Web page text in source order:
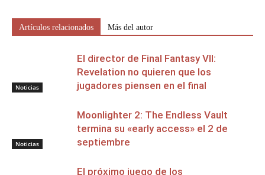
Artículos relacionados Más del autor
Noticias
El director de Final Fantasy VII:
Revelation no quieren que los
jugadores piensen en el final
Noticias
Moonlighter 2: The Endless Vault
termina su «early access» el 2 de
septiembre
El próximo juego de los